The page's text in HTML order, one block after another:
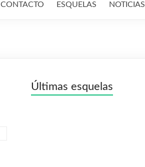
CONTACTO ESQUELAS NOTICIAS
Últimas esquelas